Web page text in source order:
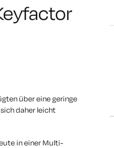
über eine geringe
daher leicht
in einer Multi-